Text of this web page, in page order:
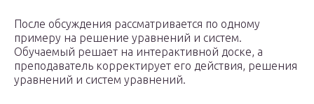
После обсуждения рассматривается по одному
примеру на решение уравнений и систем.
Обучаемый решает на интерактивной доске, а
преподаватель корректирует его действия, решения
уравнений и систем уравнений.